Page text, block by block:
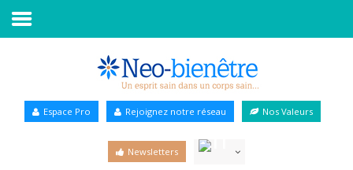
Annuaire Bien-être
Espace Pro Rejoignez notre réseau Nos Valeurs
Newsletters